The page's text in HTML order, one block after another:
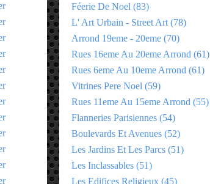
Féerie De Noel (83)
L' Art Urbain - Street Art (78)
Arrond 19eme - 20eme (70)
Rues 16eme Au 20eme Arrond (61)
Rues 6eme Au 10eme Arrond (61)
Vitrines Pere Noel (59)
Rues 11eme Au 15eme Arrond (55)
Flanneries Parisiennes (54)
Boulevards Et Avenues (52)
Les Jardins Et Les Parcs (51)
Les Inclassables (51)
Les Edifices Religieux (45)